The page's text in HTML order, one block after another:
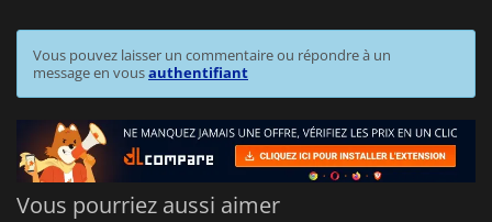
Vous pouvez laisser un commentaire ou répondre à un
message en vousauthentifiant
Vous pourriez aussi aimer